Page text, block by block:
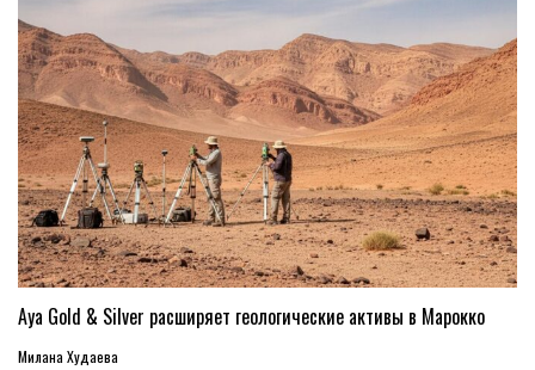
Aya Gold & Silver расширяет геологические активы в Марокко
Милана Худаева